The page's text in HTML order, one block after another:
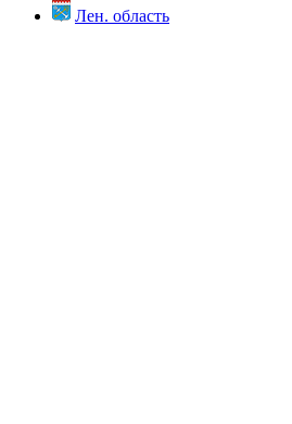
Лен. область